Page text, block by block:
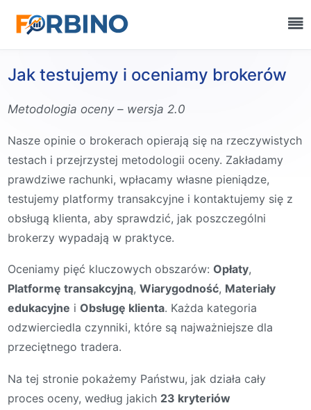
Jak testujemy i oceniamy brokerów
Metodologia oceny – wersja 2.0
Nasze opinie o brokerach opierają się na rzeczywistych
testach i przejrzystej metodologii oceny. Zakładamy
prawdziwe rachunki, wpłacamy własne pieniądze,
testujemy platformy transakcyjne i kontaktujemy się z
obsługą klienta, aby sprawdzić, jak poszczególni
brokerzy wypadają w praktyce.
Oceniamy pięć kluczowych obszarów: Opłaty,
Platformę transakcyjną, Wiarygodność, Materiały
edukacyjne i Obsługę klienta. Każda kategoria
odzwierciedla czynniki, które są najważniejsze dla
przeciętnego tradera.
Na tej stronie pokażemy Państwu, jak działa cały
proces oceny, według jakich 23 kryteriów